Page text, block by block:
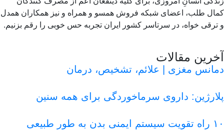
طلب، اعضای شبکه فروش همسو و همراه و نیز همکاران همدل
خواه، در سرتاسر کشور ایران تجربه حس خوبی را رقم بزنیم.
مقالات
مغزی | علائم، تشخیص، درمان
داروی سرماخوردگی برای همه سنین
طبیعی